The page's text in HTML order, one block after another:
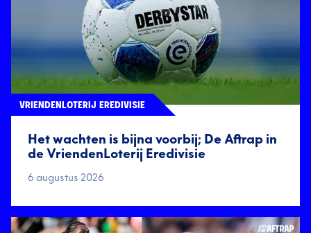
Het wachten is bijna voorbij; De Aftrap in
de VriendenLoterij Eredivisie
VRIENDENLOTERIJ EREDIVISIE
6 augustus 2026